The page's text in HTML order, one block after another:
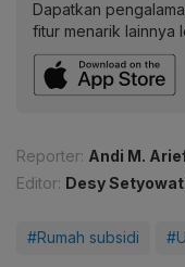
Dapatkan
fitur menarik lainnya
Reporter: Andi M.
Editor: Desy
#Rumah subsidi